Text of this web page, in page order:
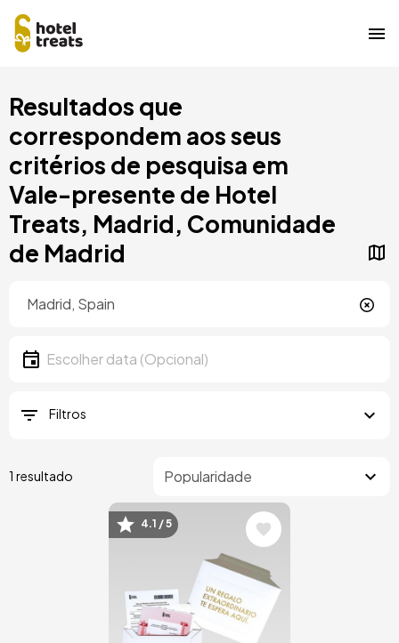
para
conteúdo
principal
Resultados que
correspondem aos seus
critérios de pesquisa em
Vale-presente de Hotel
Treats, Madrid, Comunidade
de Madrid
Data
Escolher data
Filtros
1 resultado
Imagem
4.1 / 5